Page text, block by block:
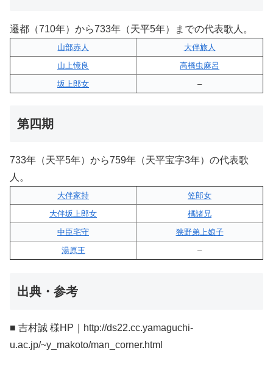
遷都（710年）から733年（天平5年）までの代表歌人。
山部赤人
大伴旅人
山上憶良
高橋虫麻呂
坂上郎女
–
第四期
733年（天平5年）から759年（天平宝字3年）の代表歌
人。
大伴家持
笠郎女
大伴坂上郎女
橘諸兄
中臣宅守
狭野弟上娘子
湯原王
–
出典・参考
■ 吉村誠 様HP｜http://ds22.cc.yamaguchi-
u.ac.jp/~y_makoto/man_corner.html